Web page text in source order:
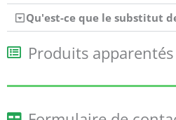
Qu'est-ce que le substitut
Produits apparentés